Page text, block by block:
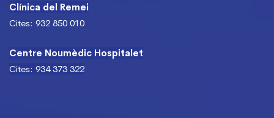
Clínica del Remei
Cites: 932 850 010
Centre Noumèdic Hospitalet
Cites: 934 373 322